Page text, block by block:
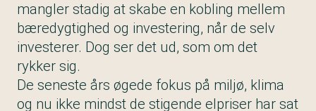
mangler stadig at skabe en kobling mellem
bæredygtighed og investering, når de selv
investerer. Dog ser det ud, som om det
rykker sig.
De seneste års øgede fokus på miljø, klima
og nu ikke mindst de stigende elpriser har sat